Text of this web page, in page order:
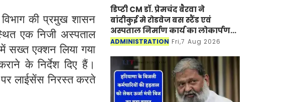
की प्रमुख शासन
एक निजी अस्पताल
में सख्त एक्शन लिया गया
के निर्देश दिए हैं।
पर लाईसेंस निरस्त करते
डिप्टी CM डॉ. प्रेमचंद बैरवा ने
बांदीकुई मे रोडवेज बस स्टैंड एवं
अस्पताल निर्माण कार्य का लोकार्पण-
शिलान्यास किया
ADMINISTRATION Fri,7 Aug 2026